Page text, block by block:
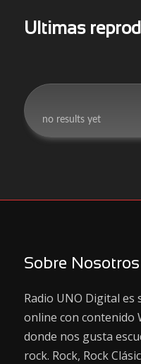
Ultimas
Sobre Nosotros
Radio UNO Digital
online con contenido
donde nos gusta
rock. Rock, Rock